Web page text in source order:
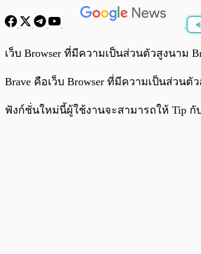
เว็บ Browser ที่มีความเป็นส่วนตัวสูงนาม
Brave คือเว็บ Browser ที่มีความเป็นส่วน
ฟังก์ชั่นใหม่นี้ผู้ใช้งานจะสามารถให้ Tip